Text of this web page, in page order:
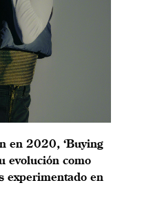
en 2020, ‘Buying
evolución como
experimentado en